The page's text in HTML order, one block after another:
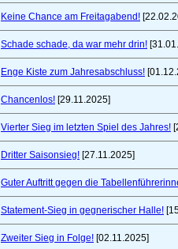
Keine Chance am Freitagabend!
Schade schade, da war mehr drin!
Enge Kiste zum Jahresabschluss!
Chancenlos! [29.11.2025]
Vierter Sieg im letzten Spiel des Jahres!
Dritter Saisonsieg! [27.11.2025]
Guter Auftritt gegen die
Statement-Sieg in gegnerischer Halle!
Zweiter Sieg in Folge! [02.11.2025]